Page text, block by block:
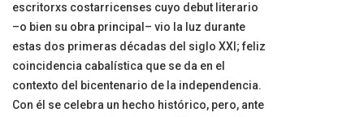
escritorxs costarricenses cuyo debut literario
–o bien su obra principal– vio la luz durante
estas dos primeras décadas del siglo XXI; feliz
coincidencia cabalística que se da en el
contexto del bicentenario de la independencia.
Con él se celebra un hecho histórico, pero, ante